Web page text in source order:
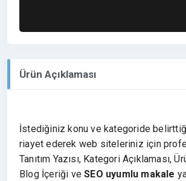
Ürün Açıklaması
İstediğiniz konu ve kategoride
riayet ederek web siteleriniz için
Tanıtım Yazısı, Kategori Açıklaması,
Blog İçeriği ve SEO uyumlu makale